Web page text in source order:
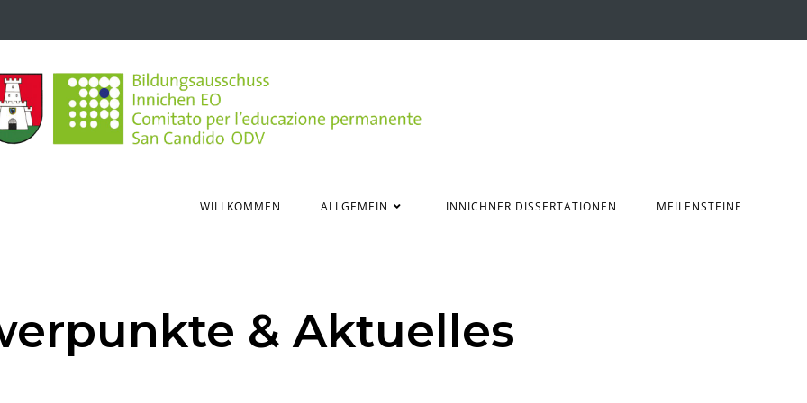
WILLKOMMEN ALLGEMEIN INNICHNER DISSERTATIONEN MEILENSTEINE
& Aktuelles